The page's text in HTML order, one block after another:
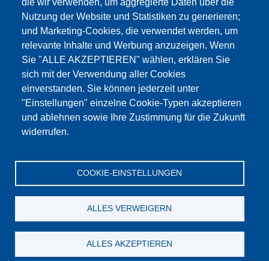
die wir verwenden, um aggregierte Daten über die
Nutzung der Website und Statistiken zu generieren;
und Marketing-Cookies, die verwendet werden, um
relevante Inhalte und Werbung anzuzeigen. Wenn
Sie "ALLE AKZEPTIEREN" wählen, erklären Sie
sich mit der Verwendung aller Cookies
einverstanden. Sie können jederzeit unter
"Einstellungen" einzelne Cookie-Typen akzeptieren
und ablehnen sowie Ihre Zustimmung für die Zukunft
widerrufen.
COOKIE-EINSTELLUNGEN
ALLES VERWEIGERN
ALLES AKZEPTIEREN
Dieser Inhalt ist blockiert, da die Google Maps
Cookies nicht akzeptiert wurden.
NUR DIE GOOGLE MAPS COOKIES
AKZEPTIEREN.
Alle Cookies akzeptieren
YouTube-Twitter-LinkedIn